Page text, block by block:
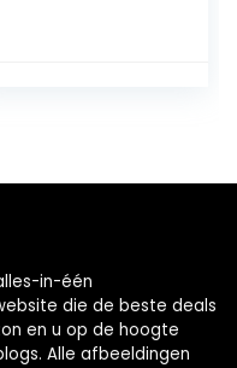
in-één
die de beste deals
en u op de hoogte
Alle afbeeldingen